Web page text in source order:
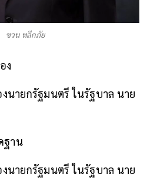
ชวน หลีกภัย
ง
นายกรัฐมนตรี ในรัฐบาล นาย
ฐาน
นายกรัฐมนตรี ในรัฐบาล นาย